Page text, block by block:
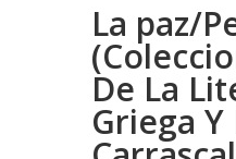
La paz/
De La
Griega